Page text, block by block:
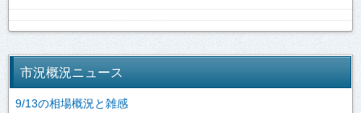
市況概況ニュース
9/13の相場概況と雑感